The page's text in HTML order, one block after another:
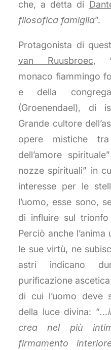
che, a detta di
filosofica famiglia”.
Protagonista di
van Ruusbroec,
monaco fiammingo
e della
(Groenendael), di
Grande cultore
opere mistiche
dell’amore
nozze spirituali” in
interesse per le
l’uomo, esse sono,
di influire sul
Perciò anche
le sue virtù, ne
astri indicano
purificazione
di cui l’uomo deve
della luce divina: “
crea nel più
firmamento